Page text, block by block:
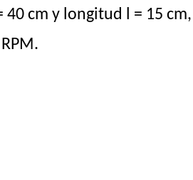
40 cm y longitud l = 15 cm,